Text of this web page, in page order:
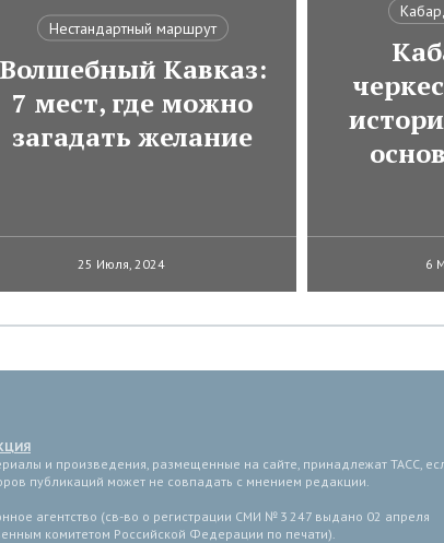
Нестандартный маршрут
Волшебный Кавказ:
7 мест, где можно
загадать желание
25 Июля, 2024 6
и произведения, размещенные на сайте, принадлежат ТАСС,
публикаций может не совпадать с мнением редакции.
агентство (св-во о регистрации СМИ № 3 247 выдано 02 апреля
комитетом Российской Федерации по печати).